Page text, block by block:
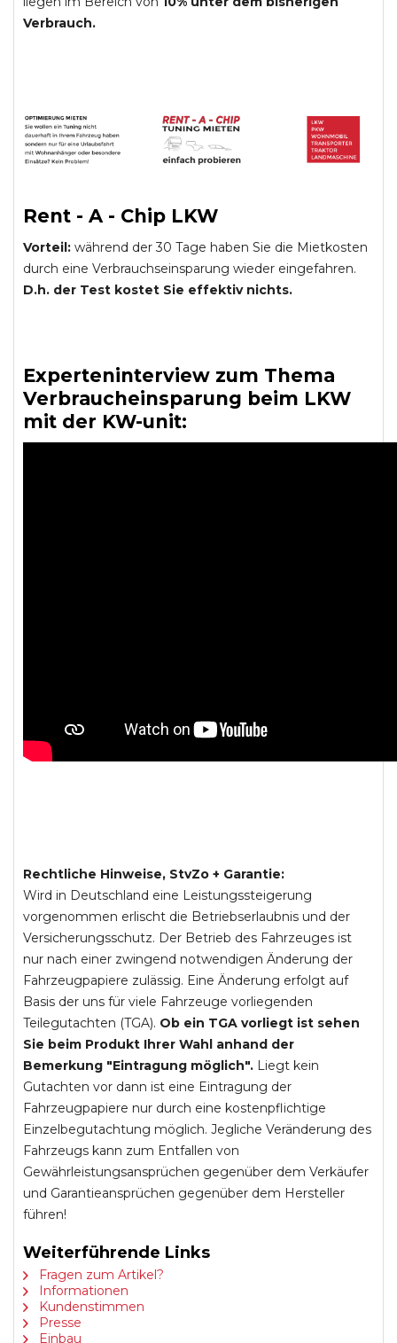
Verbrauch.
Rent - A - Chip LKW
Vorteil: während der 30 Tage haben Sie die Mietkosten
durch eine Verbrauchseinsparung wieder eingefahren.
D.h. der Test kostet Sie effektiv nichts.
Experteninterview zum Thema
Verbraucheinsparung beim LKW
mit der KW-unit:
Rechtliche Hinweise, StvZo + Garantie:
Wird in Deutschland eine Leistungssteigerung
vorgenommen erlischt die Betriebserlaubnis und der
Versicherungsschutz. Der Betrieb des Fahrzeuges ist
nur nach einer zwingend notwendigen Änderung der
Fahrzeugpapiere zulässig. Eine Änderung erfolgt auf
Basis der uns für viele Fahrzeuge vorliegenden
Teilegutachten (TGA). Ob ein TGA vorliegt ist sehen
Sie beim Produkt Ihrer Wahl anhand der
Bemerkung "Eintragung möglich". Liegt kein
Gutachten vor dann ist eine Eintragung der
Fahrzeugpapiere nur durch eine kostenpflichtige
Einzelbegutachtung möglich. Jegliche Veränderung des
Fahrzeugs kann zum Entfallen von
Gewährleistungsansprüchen gegenüber dem Verkäufer
und Garantieansprüchen gegenüber dem Hersteller
führen!
Weiterführende Links
Fragen zum Artikel?
Informationen
Kundenstimmen
Presse
Einbau